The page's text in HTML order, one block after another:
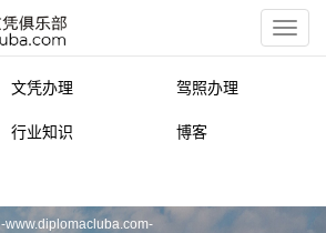
文凭办理 驾照办理
行业知识 博客
-www.diplomacluba.com-